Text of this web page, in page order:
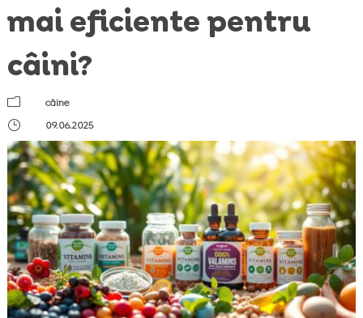
mai eficiente pentru
câini?
m
câine
}
09.06.2025